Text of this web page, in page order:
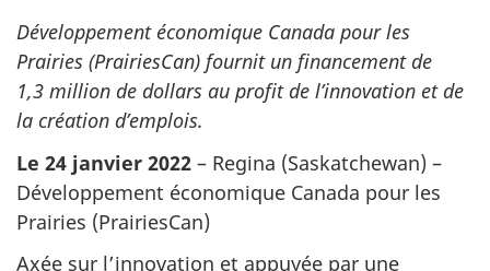
Développement économique Canada pour les
Prairies (PrairiesCan) fournit un financement de
1,3 million de dollars au profit de l’innovation et de
la création d’emplois.
Le 24 janvier 2022 – Regina (Saskatchewan) –
Développement économique Canada pour les
Prairies (PrairiesCan)
Axée sur l’innovation et appuyée par une